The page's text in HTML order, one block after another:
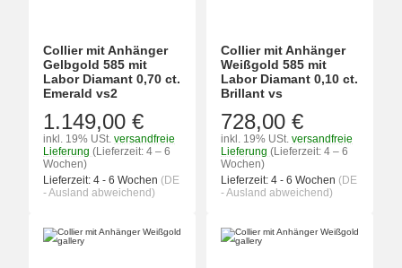
Collier mit Anhänger
Gelbgold 585 mit
Labor Diamant 0,70 ct.
Emerald vs2
1.149,00 €
inkl. 19% USt. versandfreie
Lieferung (Lieferzeit: 4 – 6
Wochen)
Lieferzeit: 4 - 6 Wochen (DE
- Ausland abweichend)
Collier mit Anhänger
Weißgold 585 mit
Labor Diamant 0,10 ct.
Brillant vs
728,00 €
inkl. 19% USt. versandfreie
Lieferung (Lieferzeit: 4 – 6
Wochen)
Lieferzeit: 4 - 6 Wochen (DE
- Ausland abweichend)